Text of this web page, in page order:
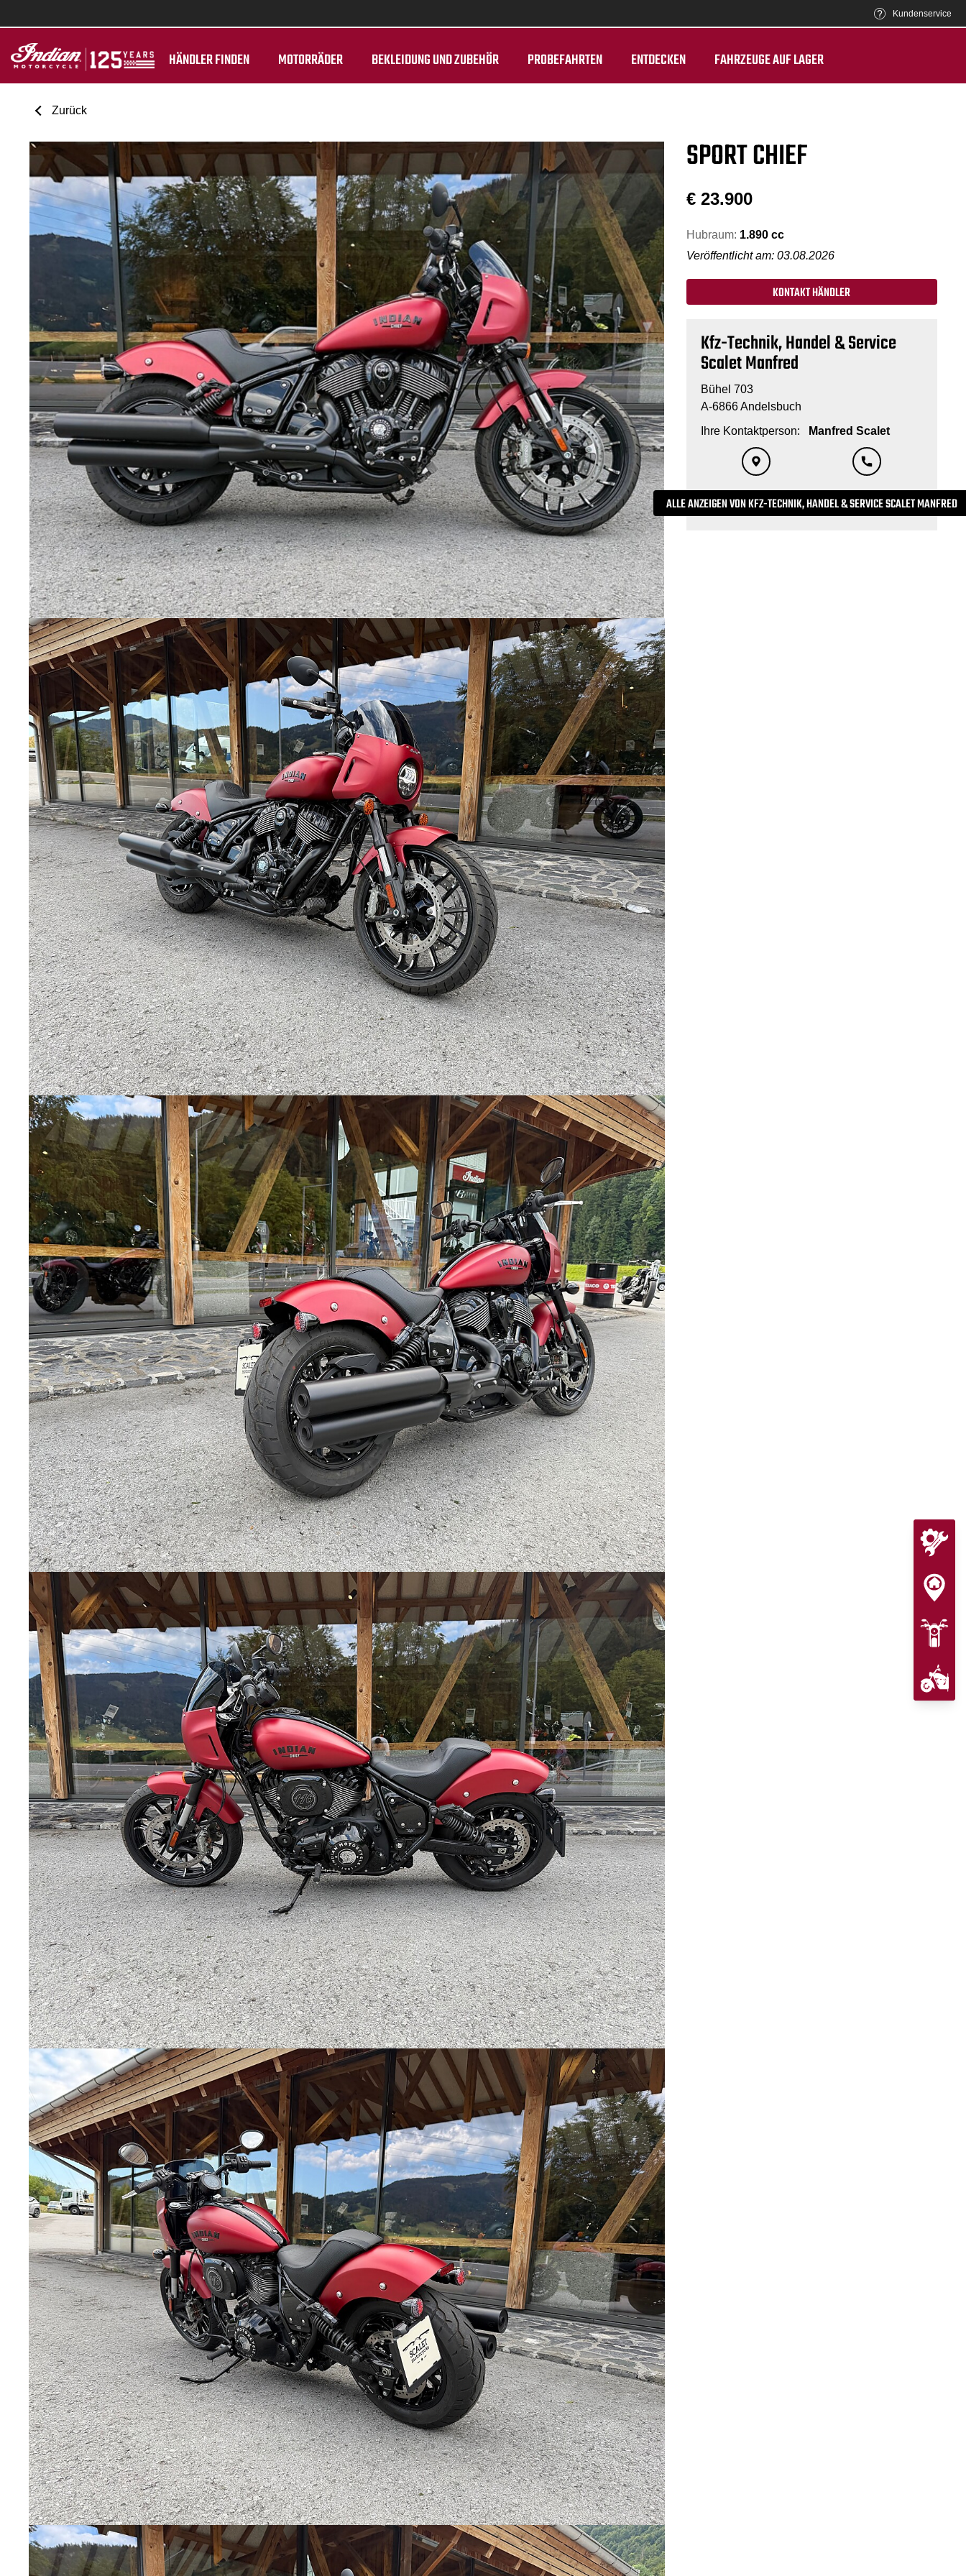
Kundenservice
HÄNDLER FINDEN MOTORRÄDER BEKLEIDUNG UND ZUBEHÖR PROBEFAHRTEN ENTDECKEN FAHRZEUGE AUF LAGER
Zurück
SPORT CHIEF
€ 23.900
Hubraum: 1.890 cc
Veröffentlicht am: 03.08.2026
KONTAKT HÄNDLER
Kfz-Technik, Handel & Service
Scalet Manfred
Bühel 703
A-6866 Andelsbuch
Ihre Kontaktperson:
Manfred Scalet
ALLE ANZEIGEN VON KFZ-TECHNIK, HANDEL & SERVICE SCALET MANFRED